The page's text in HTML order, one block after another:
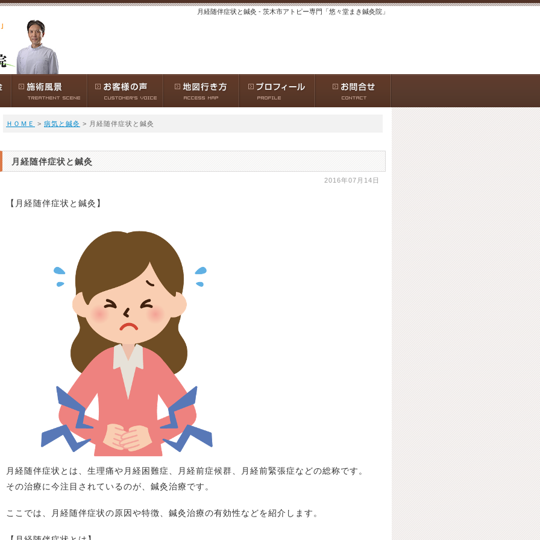
月経随伴症状と鍼灸 - 茨木市アトピー専門「悠々堂まき鍼灸院」
ＨＯＭＥ > 病気と鍼灸 > 月経随伴症状と鍼灸
月経随伴症状と鍼灸
2016年07月14日
【月経随伴症状と鍼灸】
月経随伴症状とは、生理痛や月経困難症、月経前症候群、月経前緊張症などの総称です。
その治療に今注目されているのが、鍼灸治療です。
ここでは、月経随伴症状の原因や特徴、鍼灸治療の有効性などを紹介します。